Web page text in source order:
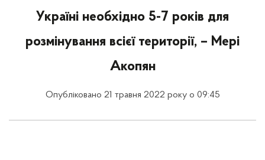
Україні необхідно 5-7 років для
розмінування всієї території, – Мері
Акопян
Опубліковано 21 травня 2022 року о 09:45